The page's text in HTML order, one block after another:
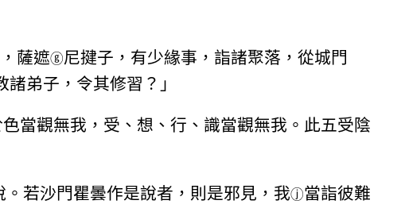
薩遮ⓖ尼揵子，有少緣事，詣諸聚落，從城門
弟子，令其修習？」
當觀無我，受、想、行、識當觀無我。此五受陰
若沙門瞿曇作是說者，則是邪見，我ⓙ當詣彼難